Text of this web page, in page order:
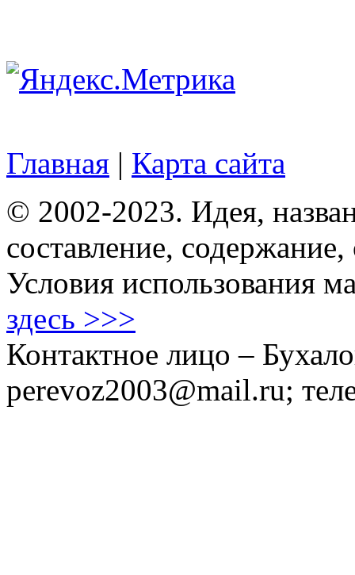
Главная | Карта сайта
© 2002-2023. Идея,
составление,
Условия использования
здесь >>>
Контактное лицо –
perevoz2003@mail.ru;